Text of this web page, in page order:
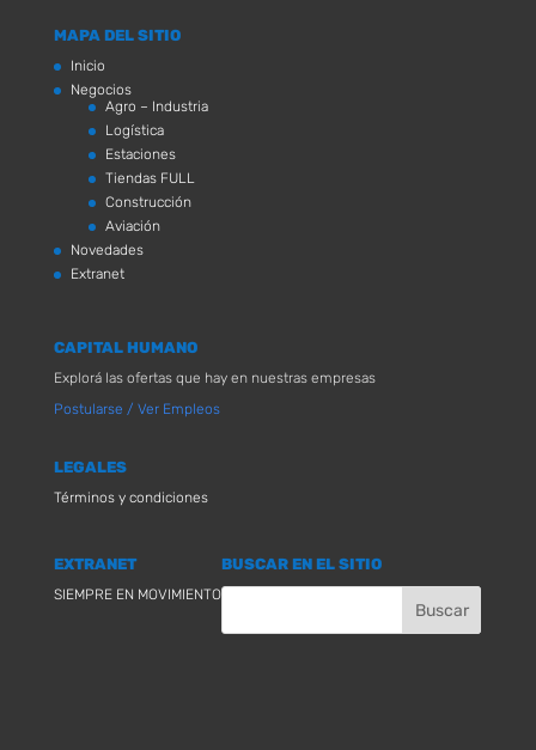
MAPA DEL SITIO
Inicio
Negocios
Agro – Industria
Logística
Estaciones
Tiendas FULL
Construcción
Aviación
Novedades
Extranet
CAPITAL HUMANO
Explorá las ofertas que hay en nuestras empresas
Postularse / Ver Empleos
LEGALES
Términos y condiciones
EXTRANET
SIEMPRE EN MOVIMIENTO
BUSCAR EN EL SITIO